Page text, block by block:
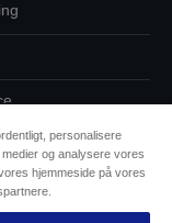
data
personalisere
og analysere vores
hjemmeside på vores